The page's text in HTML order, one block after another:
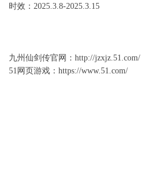
时效：2025.3.8-2025.3.15
九州仙剑传官网 ： http://jzxjz.51.com/
51网页游戏： https://www.51.com/